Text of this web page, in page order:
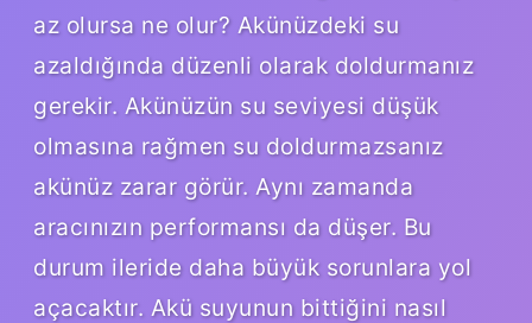
az olursa ne olur? Akünüzdeki su
azaldığında düzenli olarak doldurmanız
gerekir. Akünüzün su seviyesi düşük
olmasına rağmen su doldurmazsanız
akünüz zarar görür. Aynı zamanda
aracınızın performansı da düşer. Bu
durum ileride daha büyük sorunlara yol
açacaktır. Akü suyunun bittiğini nasıl